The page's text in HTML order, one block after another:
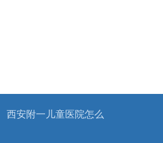
西安附一儿童医院怎么